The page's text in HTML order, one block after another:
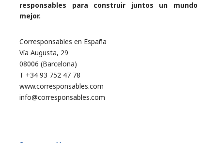
responsables para construir juntos un mundo
mejor.
Corresponsables en España
Vía Augusta, 29
08006 (Barcelona)
T +34 93 752 47 78
www.corresponsables.com
info@corresponsables.com